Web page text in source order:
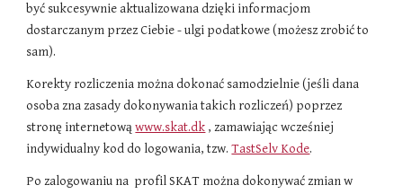
być sukcesywnie aktualizowana dzięki informacjom
dostarczanym przez Ciebie - ulgi podatkowe (możesz zrobić to
sam).
Korekty rozliczenia można dokonać samodzielnie (jeśli dana
osoba zna zasady dokonywania takich rozliczeń) poprzez
stronę internetowąwww.skat.dk , zamawiając wcześniej
indywidualny kod do logowania, tzw.TastSelv Kode.
Po zalogowaniu na profil SKAT można dokonywać zmian w